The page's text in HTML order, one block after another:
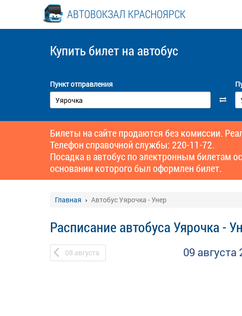
АВТОВОКЗАЛ КРАСНОЯРСК
Купить билет на автобус
Пункт отправления
Билеты на сайте продаются без комиссии.
Телефон справочной службы: 220-11-72.
Посадка в автобус по электронным билетам
основании которого был оформлен билет.
Главная Автобус Уярочка - Унер
Расписание автобуса Уярочка -
08 августа 09 августа